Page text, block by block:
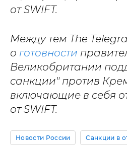
от SWIFT.
Между тем The
о готовности
Великобритании
санкции" против
включающие в себя
от SWIFT.
Новости России Санкции в